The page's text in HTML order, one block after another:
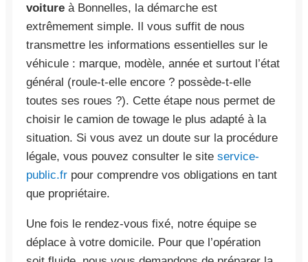
voiture à Bonnelles, la démarche est
extrêmement simple. Il vous suffit de nous
transmettre les informations essentielles sur le
véhicule : marque, modèle, année et surtout l’état
général (roule-t-elle encore ? possède-t-elle
toutes ses roues ?). Cette étape nous permet de
choisir le camion de towage le plus adapté à la
situation. Si vous avez un doute sur la procédure
légale, vous pouvez consulter le site service-
public.fr pour comprendre vos obligations en tant
que propriétaire.
Une fois le rendez-vous fixé, notre équipe se
déplace à votre domicile. Pour que l’opération